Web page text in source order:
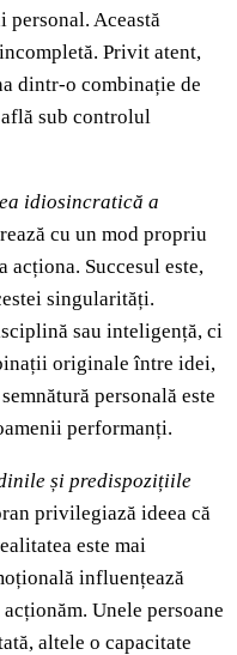
Această
Privit atent,
dintr-o combinație de
sub controlul
idiosincratică a
cu un mod propriu
acționa. Succesul este,
singularități.
sau inteligență, ci
originale între idei,
personală este
performanți.
și predispozițiile
privilegiază ideea că
este mai
influențează
Unele persoane
altele o capacitate